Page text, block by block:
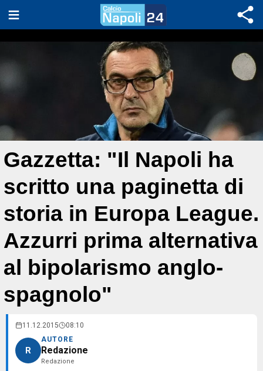
Gazzetta: "Il Napoli ha
scritto una paginetta di
storia in Europa League.
Azzurri prima alternativa
al bipolarismo anglo-
spagnolo"
11.12.2015 08:10
R
AUTORE
Redazione
Redazione